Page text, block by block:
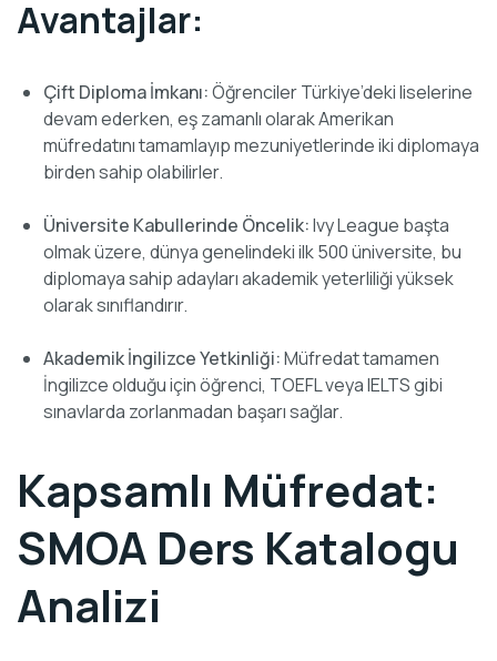
Avantajlar:
Çift Diploma İmkanı:Öğrenciler Türkiye’deki liselerine
devam ederken, eş zamanlı olarak Amerikan
müfredatını tamamlayıp mezuniyetlerinde iki diplomaya
birden sahip olabilirler.
Üniversite Kabullerinde Öncelik:Ivy League başta
olmak üzere, dünya genelindeki ilk 500 üniversite, bu
diplomaya sahip adayları akademik yeterliliği yüksek
olarak sınıflandırır.
Akademik İngilizce Yetkinliği:Müfredat tamamen
İngilizce olduğu için öğrenci, TOEFL veya IELTS gibi
sınavlarda zorlanmadan başarı sağlar.
Kapsamlı Müfredat:
SMOA Ders Katalogu
Analizi